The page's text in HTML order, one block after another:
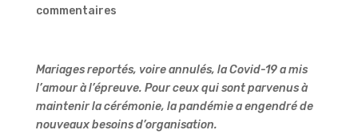
commentaires
Mariages reportés, voire annulés, la Covid-19 a mis
l’amour à l’épreuve. Pour ceux qui sont parvenus à
maintenir la cérémonie, la pandémie a engendré de
nouveaux besoins d’organisation.